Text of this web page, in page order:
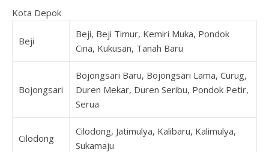
Kota Depok
Beji
Beji, Beji Timur, Kemiri Muka, Pondok
Cina, Kukusan, Tanah Baru
Bojongsari
Bojongsari Baru, Bojongsari Lama, Curug,
Duren Mekar, Duren Seribu, Pondok Petir,
Serua
Cilodong
Cilodong, Jatimulya, Kalibaru, Kalimulya,
Sukamaju